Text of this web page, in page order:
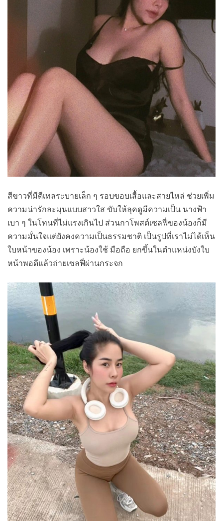
สีขาวที่มีดีเทลระบายเล็ก ๆ รอบขอบเสื้อและสายไหล่ ช่วยเพิ่ม
ความน่ารักละมุนแบบสาวใส ขับให้ลุคดูมีความเป็น นางฟ้า
เบา ๆ ในโทนที่ไม่แรงเกินไป ส่วนกาโพสต์เซลฟี่ของน้องก็มี
ความมั่นใจแต่ยังคงความเป็นธรรมชาติ เป็นรูปที่เราไม่ได้เห็น
ใบหน้าของน้อง เพราะน้องใช้ มือถือ ยกขึ้นในตำแหน่งบังใบ
หน้าพอดีแล้วถ่ายเซลฟี่ผ่านกระจก